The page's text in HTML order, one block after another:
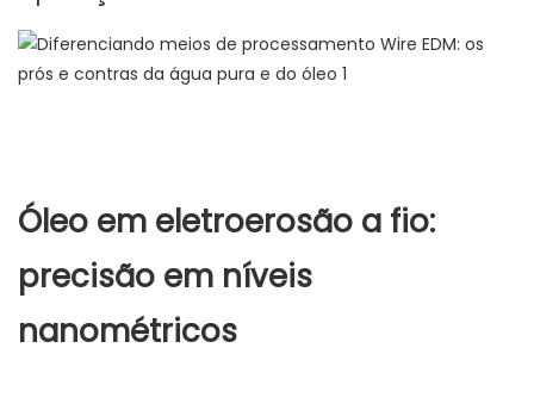
Óleo em eletroerosão a fio:
precisão em níveis
nanométricos